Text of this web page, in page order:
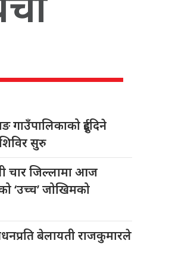
गाउँपालिकाको दुईदिने
सुरु
चार जिल्लामा आज
‘उच्च’ जोखिमको
बेलायती राजकुमारले